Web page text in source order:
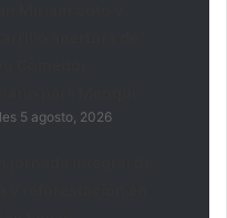
5 agosto, 2026